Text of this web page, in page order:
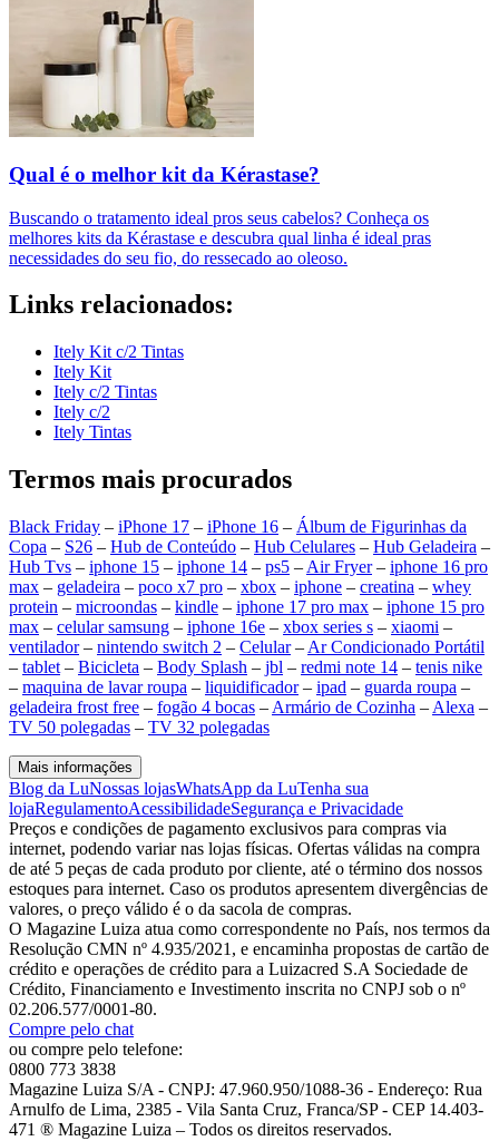
Qual é o melhor kit da Kérastase?
Buscando o tratamento ideal pros seus cabelos? Conheça os
melhores kits da Kérastase e descubra qual linha é ideal pras
necessidades do seu fio, do ressecado ao oleoso.
Links relacionados:
Itely Kit c/2 Tintas
Itely Kit
Itely c/2 Tintas
Itely c/2
Itely Tintas
Termos mais procurados
Black Friday – iPhone 17 – iPhone 16 – Álbum de Figurinhas da
Copa – S26 – Hub de Conteúdo – Hub Celulares – Hub Geladeira –
Hub Tvs – iphone 15 – iphone 14 – ps5 – Air Fryer– iphone 16 pro
max – geladeira – poco x7 pro – xbox – iphone – creatina – whey
protein – microondas – kindle – iphone 17 pro max – iphone 15 pro
max – celular samsung – iphone 16e – xbox series s – xiaomi –
ventilador– nintendo switch 2 – Celular– Ar Condicionado Portátil
– tablet – Bicicleta – Body Splash – jbl – redmi note 14 – tenis nike
– maquina de lavar roupa – liquidificador– ipad – guarda roupa –
geladeira frost free – fogão 4 bocas – Armário de Cozinha – Alexa –
TV 50 polegadas – TV 32 polegadas
Mais informações
Blog da LuNossas lojasWhatsApp da LuTenha sua
lojaRegulamentoAcessibilidadeSegurança e Privacidade
Preços e condições de pagamento exclusivos para compras via
internet, podendo variar nas lojas físicas. Ofertas válidas na compra
de até 5 peças de cada produto por cliente, até o término dos nossos
estoques para internet. Caso os produtos apresentem divergências de
valores, o preço válido é o da sacola de compras.
O Magazine Luiza atua como correspondente no País, nos termos da
Resolução CMN nº 4.935/2021, e encaminha propostas de cartão de
crédito e operações de crédito para a Luizacred S.A Sociedade de
Crédito, Financiamento e Investimento inscrita no CNPJ sob o nº
02.206.577/0001-80.
Compre pelo chat
ou compre pelo telefone:
0800 773 3838
Magazine Luiza S/A - CNPJ: 47.960.950/1088-36 - Endereço: Rua
Arnulfo de Lima, 2385 - Vila Santa Cruz, Franca/SP - CEP 14.403-
471 ® Magazine Luiza – Todos os direitos reservados.